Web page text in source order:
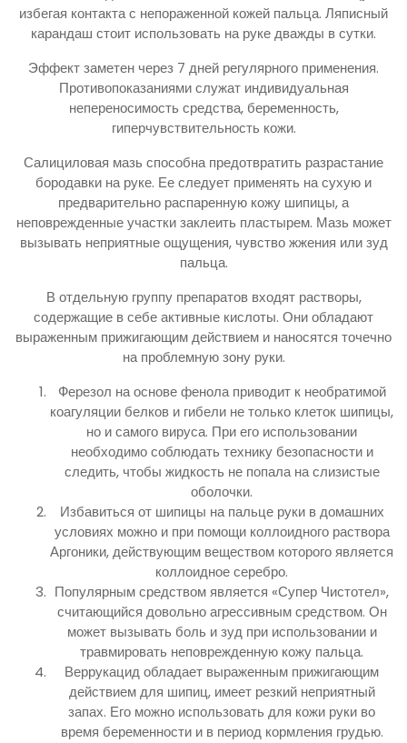
избегая контакта с непораженной кожей пальца. Ляписный
карандаш стоит использовать на руке дважды в сутки.
Эффект заметен через 7 дней регулярного применения.
Противопоказаниями служат индивидуальная
непереносимость средства, беременность,
гиперчувствительность кожи.
Салициловая мазь способна предотвратить разрастание
бородавки на руке. Ее следует применять на сухую и
предварительно распаренную кожу шипицы, а
неповрежденные участки заклеить пластырем. Мазь может
вызывать неприятные ощущения, чувство жжения или зуд
пальца.
В отдельную группу препаратов входят растворы,
содержащие в себе активные кислоты. Они обладают
выраженным прижигающим действием и наносятся точечно
на проблемную зону руки.
Ферезол на основе фенола приводит к необратимой
коагуляции белков и гибели не только клеток шипицы,
но и самого вируса. При его использовании
необходимо соблюдать технику безопасности и
следить, чтобы жидкость не попала на слизистые
оболочки.
Избавиться от шипицы на пальце руки в домашних
условиях можно и при помощи коллоидного раствора
Аргоники, действующим веществом которого является
коллоидное серебро.
Популярным средством является «Супер Чистотел»,
считающийся довольно агрессивным средством. Он
может вызывать боль и зуд при использовании и
травмировать неповрежденную кожу пальца.
Веррукацид обладает выраженным прижигающим
действием для шипиц, имеет резкий неприятный
запах. Его можно использовать для кожи руки во
время беременности и в период кормления грудью.